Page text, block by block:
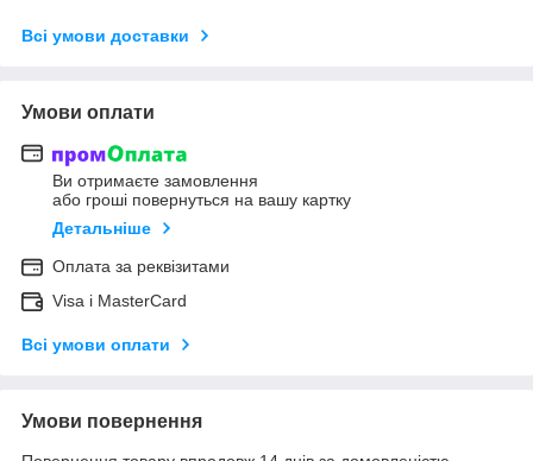
Всі умови доставки
Умови оплати
Ви отримаєте замовлення
або гроші повернуться на вашу картку
Детальніше
Оплата за реквізитами
Visa і MasterCard
Всі умови оплати
Умови повернення